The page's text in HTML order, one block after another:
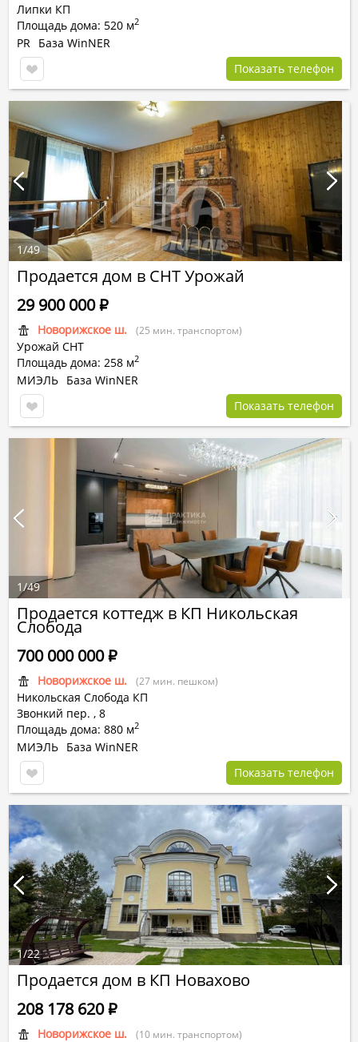
Липки КП
Площадь дома: 520 м2
PR База WinNER
Показать телефон
Продается дом в СНТ Урожай
Новорижское ш. (25 мин. транспортом)
Урожай СНТ
Площадь дома: 258 м2
29 900 000Р
МИЭЛЬ База WinNER
Показать телефон
1/49
Продается коттедж в КП Никольская
Слобода
Новорижское ш. (27 мин. пешком)
Никольская Слобода КП
Звонкий пер. , 8
Площадь дома: 880 м2
700 000 000Р
МИЭЛЬ База WinNER
Показать телефон
1/49
Продается дом в КП Новахово
Новорижское ш. (10 мин. транспортом)
208 178 620Р
1/22